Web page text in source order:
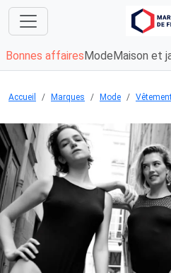
Bonnes affaires Mode Maison et
Accueil Marques Mode